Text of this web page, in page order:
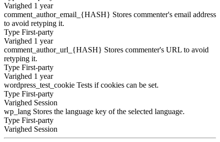
Varighed 1 year
comment_author_email_{HASH} Stores commenter's email address
to avoid retyping it.
Type First-party
Varighed 1 year
comment_author_url_{HASH} Stores commenter's URL to avoid
retyping it.
Type First-party
Varighed 1 year
wordpress_test_cookie Tests if cookies can be set.
Type First-party
Varighed Session
wp_lang Stores the language key of the selected language.
Type First-party
Varighed Session